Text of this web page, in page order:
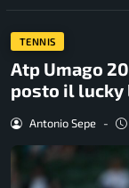
TENNIS
Atp Umago
posto il lucky
Antonio Sepe -